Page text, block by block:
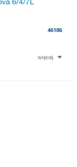
46186
więcej